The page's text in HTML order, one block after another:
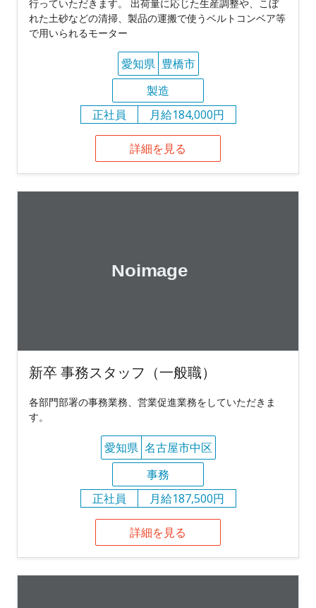
行っていただきます。 出荷量に応じた生産調整や、こぼ
れた土砂などの清掃、製品の運搬で使うベルトコンベア等
で用いられるモーター
愛知県 豊橋市
製造
正社員
月給184,000円
詳細を見る
新卒 事務スタッフ（一般職）
各部門部署の事務業務、営業促進業務をしていただきま
す。
愛知県 名古屋市中区
事務
正社員
月給187,500円
詳細を見る